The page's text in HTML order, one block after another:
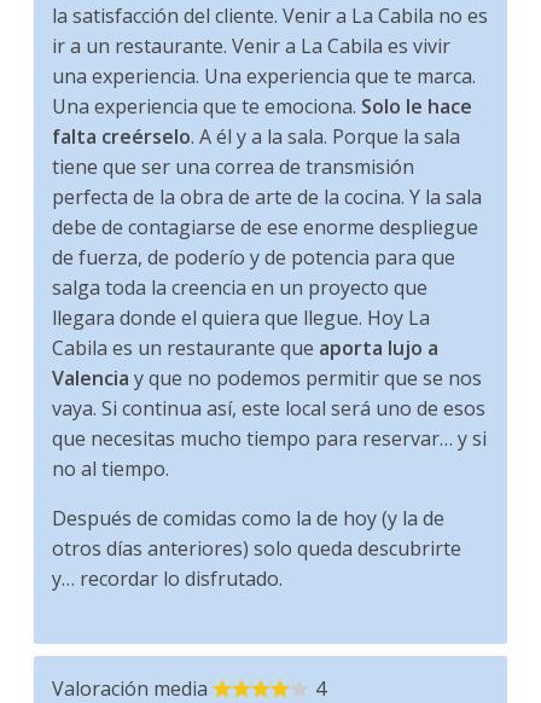
la satisfacción del cliente. Venir a La Cabila no es
ir a un restaurante. Venir a La Cabila es vivir
una experiencia. Una experiencia que te marca.
Una experiencia que te emociona. Solo le hace
falta creérselo. A él y a la sala. Porque la sala
tiene que ser una correa de transmisión
perfecta de la obra de arte de la cocina. Y la sala
debe de contagiarse de ese enorme despliegue
de fuerza, de poderío y de potencia para que
salga toda la creencia en un proyecto que
llegara donde el quiera que llegue. Hoy La
Cabila es un restaurante que aporta lujo a
Valencia y que no podemos permitir que se nos
vaya. Si continua así, este local será uno de esos
que necesitas mucho tiempo para reservar… y si
no al tiempo.
Después de comidas como la de hoy (y la de
otros días anteriores) solo queda descubrirte
y… recordar lo disfrutado.
Valoración media 4